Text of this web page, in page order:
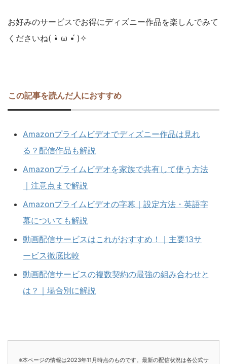
お好みのサービスでお得にディズニー作品を楽しんでみて
くださいね( •̀ ω •́ )✧
この記事を読んだ人におすすめ
Amazonプライムビデオでディズニー作品は見れ
る？配信作品も解説
Amazonプライムビデオを家族で共有して使う方法
｜注意点まで解説
Amazonプライムビデオの字幕｜設定方法・英語字
幕についても解説
動画配信サービスはこれがおすすめ！｜主要13サ
ービス徹底比較
動画配信サービスの複数契約の最強の組み合わせと
は？｜場合別に解説
※本ページの情報は2023年11月時点のものです。最新の配信状況は各公式サ